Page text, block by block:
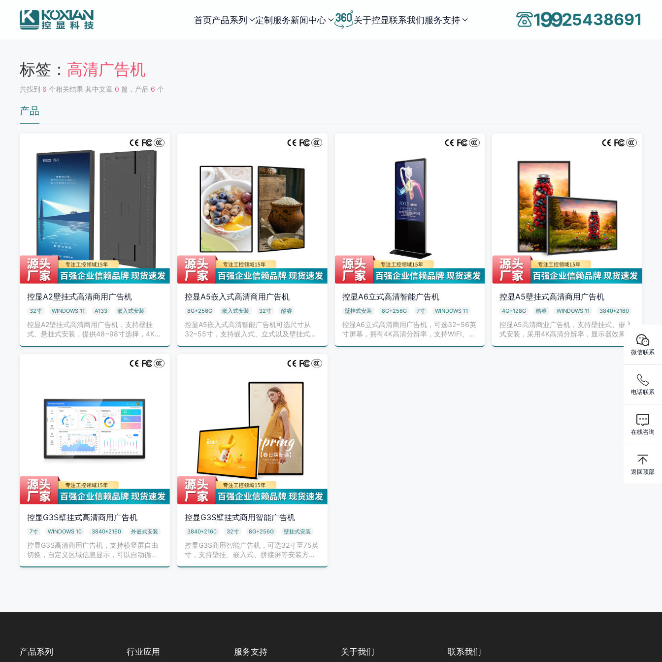
首页产品系列 定制服务新闻中心 关于控显联系我们服务支持 19925438691
标签： 高清广告机
共找到 6 个相关结果 其中文章 0 篇，产品 6 个
产品
控显A2壁挂式高清商用广告机
32寸 WINDOWS 11 A133 嵌入式安装
控显A2壁挂式高清商用广告机，支持壁挂
式、悬挂式安装，提供48~98寸选择，4K分
控显A5嵌入式高清商用广告机
8G+256G 嵌入式安装 32寸 酷睿
控显A5嵌入式高清智能广告机可选尺寸从
32~55寸，支持嵌入式、立式以及壁挂式安
控显A6立式高清智能广告机
壁挂式安装 8G+256G 7寸 WINDOWS 11
控显A6立式高清商用广告机，可选32~56英
寸屏幕，拥有4K高清分辨率，支持WIFI、有
控显A5壁挂式高清商用广告机
4G+128G 酷睿 WINDOWS 11 3840*2160
控显A5高清商业广告机，支持壁挂式、嵌入
式安装，采用4K高清分辨率，显示器效果细
控显G3S壁挂式高清商用广告机
7寸 WINDOWS 10 3840*2160 外嵌式安装
控显G3S高清商用广告机，支持横竖屏自由
切换，自定义区域信息显示，可以自动循环
控显G3S壁挂式商用智能广告机
3840*2160 32寸 8G+256G 壁挂式安装
控显G3S商用智能广告机，可选32寸至75英
寸，支持壁挂、嵌入式、拼接屏等安装方
微信联系
电话联系
在线咨询
返回顶部
产品系列 行业应用 服务支持 关于我们 联系我们